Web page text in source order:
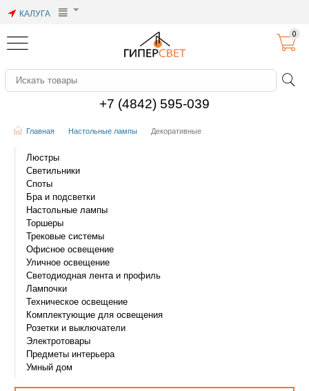
КАЛУГА
+7 (4842) 595-039
0
Главная Настольные лампы Декоративные
Люстры
Светильники
Споты
Бра и подсветки
Настольные лампы
Торшеры
Трековые системы
Офисное освещение
Уличное освещение
Светодиодная лента и профиль
Лампочки
Техническое освещение
Комплектующие для освещения
Розетки и выключатели
Электротовары
Предметы интерьера
Умный дом